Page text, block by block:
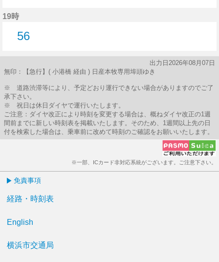
19時
56
出力日2026年08月07日
無印：【急行】( 小港橋 経由 ) 日産本牧専用埠頭ゆき
※ 道路渋滞等により、予定どおり運行できない場合がありますのでご了
承下さい。
※ 祝日は休日ダイヤで運行いたします。
ご注意：ダイヤ改正により時刻を変更する場合は、概ねダイヤ改正の1週
間前までに新しい時刻表を掲載いたします。そのため、1週間以上先の日
付を検索した場合は、乗車前に改めて時刻のご確認をお願いいたします。
※一部、ICカード非対応系統がございます。ご注意下さい。
免責事項
経路・時刻表
English
横浜市交通局